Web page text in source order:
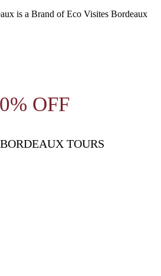
is a Brand of Eco Visites Bordeaux
OFF
TOURS